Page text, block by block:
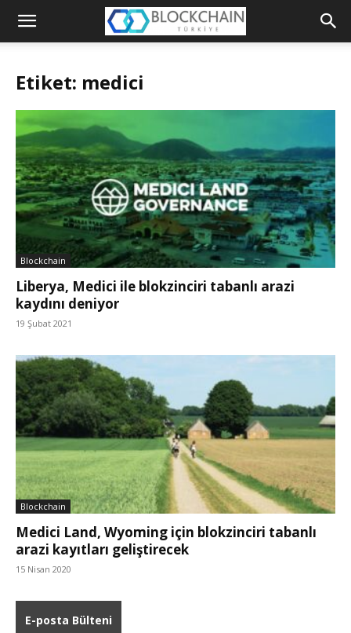
Blockchain
Etiket: medici
Blockchain
Liberya, Medici ile blokzinciri tabanlı arazi
kaydını deniyor
19 Şubat 2021
Blockchain
Medici Land, Wyoming için blokzinciri tabanlı
arazi kayıtları geliştirecek
15 Nisan 2020
E-posta Bülteni